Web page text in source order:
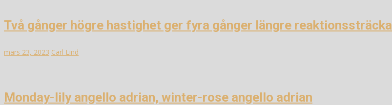
Två gånger högre hastighet ger fyra gånger längre reaktionssträcka
mars 23, 2023 Carl Lind
Monday-lily angello adrian, winter-rose angello adrian